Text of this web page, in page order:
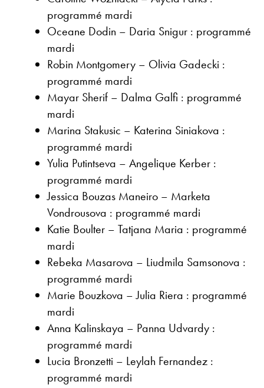
programmé mardi
Oceane Dodin – Daria Snigur : programmé
mardi
Robin Montgomery – Olivia Gadecki :
programmé mardi
Mayar Sherif – Dalma Galfi : programmé
mardi
Marina Stakusic – Katerina Siniakova :
programmé mardi
Yulia Putintseva – Angelique Kerber :
programmé mardi
Jessica Bouzas Maneiro – Marketa
Vondrousova : programmé mardi
Katie Boulter – Tatjana Maria : programmé
mardi
Rebeka Masarova – Liudmila Samsonova :
programmé mardi
Marie Bouzkova – Julia Riera : programmé
mardi
Anna Kalinskaya – Panna Udvardy :
programmé mardi
Lucia Bronzetti – Leylah Fernandez :
programmé mardi